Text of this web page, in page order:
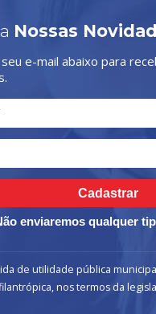
Nossas
e-mail abaixo para
Cadastrar
enviaremos qualquer
de utilidade pública
nos termos da